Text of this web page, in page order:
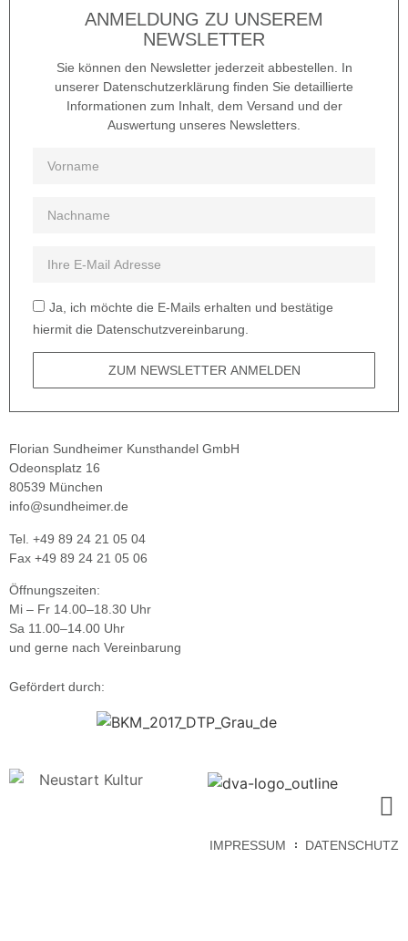
ANMELDUNG ZU UNSEREM
NEWSLETTER
Sie können den Newsletter jederzeit abbestellen. In
unserer Datenschutzerklärung finden Sie detaillierte
Informationen zum Inhalt, dem Versand und der
Auswertung unseres Newsletters.
Ja, ich möchte die E-Mails erhalten und bestätige
hiermit die Datenschutzvereinbarung.
ZUM NEWSLETTER ANMELDEN
Florian Sundheimer Kunsthandel GmbH
Odeonsplatz 16
80539 München
info@sundheimer.de
Tel. +49 89 24 21 05 04
Fax +49 89 24 21 05 06
Öffnungszeiten:
Mi – Fr 14.00–18.30 Uhr
Sa 11.00–14.00 Uhr
und gerne nach Vereinbarung
Gefördert durch:
IMPRESSUM DATENSCHUTZ